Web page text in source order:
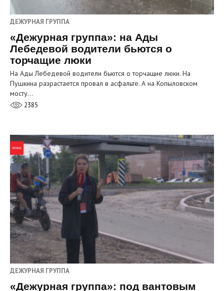
ДЕЖУРНАЯ ГРУППА
«Дежурная группа»: на Ады
Лебедевой водители бьются о
торчащие люки
На Ады Лебедевой водители бьются о торчащие люки. На
Пушкина разрастается провал в асфальте. А на Копыловском
мосту…
2385
ДЕЖУРНАЯ ГРУППА
«Дежурная группа»: под вантовым